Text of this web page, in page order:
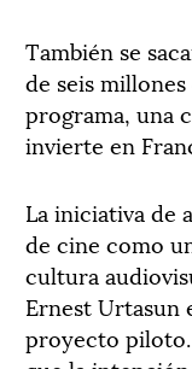
También se
de seis
programa, una
invierte en
La iniciativa de
de cine como
cultura
Ernest Urtasun
proyecto